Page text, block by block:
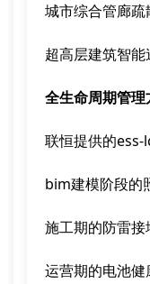
城市综合管廊
超高层建筑智
全生命周期管理
联恒提供的ess-
bim建模阶段的
施工期的防雷接
运营期的电池健